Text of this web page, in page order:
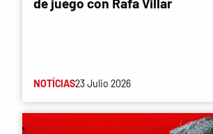
de juego con Rafa Villar
NOTÍCIAS23 Julio 2026